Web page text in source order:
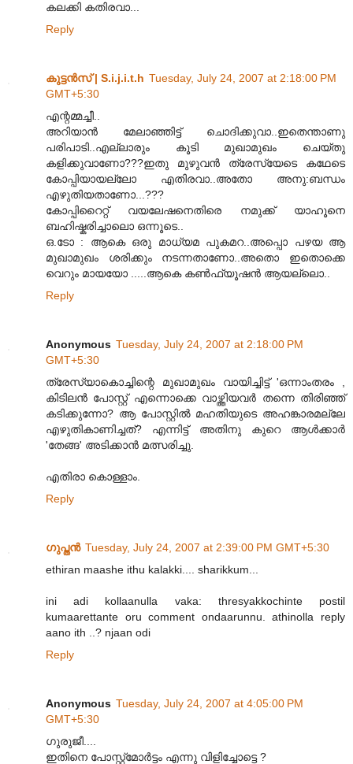
കലക്കി കതിരവാ...
Reply
കുട്ടന്‍സ്‌ | S.i.j.i.t.h Tuesday, July 24, 2007 at 2:18:00 PM
GMT+5:30
എന്റമ്മച്ചീ..
അറിയാന്‍ മേലാഞ്ഞിട്ട് ചൊദിക്കുവാ..ഇതെന്താണു
പരിപാടി..എല്ലാരും കൂടി മുഖാമുഖം ചെയ്തു
കളിക്കുവാണോ???ഇതു മുഴുവന്‍ ത്രേസ്യേടെ കഥേടെ
കോപ്പിയായല്ലോ എതിരവാ..അതോ അനു:ബന്ധം
എഴുതിയതാണോ...???
കോപ്പിറൈറ്റ് വയലേഷനെതിരെ നമുക്ക് യാഹൂനെ
ബഹിഷ്കരിച്ചാലൊ ഒന്നൂടെ..
ഒ.ടോ : ആകെ ഒരു മാധ്യമ പുകമറ..അപ്പൊ പഴയ ആ
മുഖാമുഖം ശരിക്കും നടന്നതാണോ..അതൊ ഇതൊക്കെ
വെറും മായയോ .....ആകെ കണ്‍ഫ്യൂഷന്‍ ആയല്ലൊ..
Reply
Anonymous Tuesday, July 24, 2007 at 2:18:00 PM
GMT+5:30
ത്രേസ്യാകൊച്ചിന്റെ മുഖാമുഖം വായിച്ചിട്ട് 'ഒന്നാംതരം ,
കിടിലന്‍ പോസ്റ്റ് എന്നൊക്കെ വാഴ്ത്തിയവര്‍ തന്നെ തിരിഞ്ഞ്
കടിക്കുന്നോ? ആ പോസ്റ്റില്‍ മഹതിയുടെ അഹങ്കാരമല്ലേ
എഴുതികാണിച്ചത്? എന്നിട്ട് അതിനു കുറെ ആള്‍ക്കാര്‍
'തേങ്ങ' അടിക്കാന്‍ മത്സരിച്ചു.
എതിരാ കൊള്ളാം.
Reply
ഗുപ്തന്‍ Tuesday, July 24, 2007 at 2:39:00 PM GMT+5:30
ethiran maashe ithu kalakki.... sharikkum...
ini adi kollaanulla vaka: thresyakkochinte postil
kumaarettante oru comment ondaarunnu. athinolla reply
aano ith ..? njaan odi
Reply
Anonymous Tuesday, July 24, 2007 at 4:05:00 PM
GMT+5:30
ഗുരുജീ....
ഇതിനെ പോസ്റ്റ്മോര്‍ട്ടം എന്നു വിളിച്ചോട്ടെ ?